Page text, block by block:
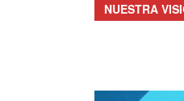
NUESTRA